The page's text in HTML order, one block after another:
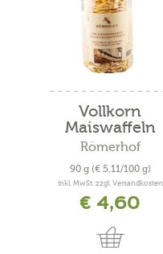
Vollkorn
Maiswaffeln
Römerhof
90 g (€ 5,11/100 g)
inkl. MwSt. zzgl. Versandkosten
€ 4,60